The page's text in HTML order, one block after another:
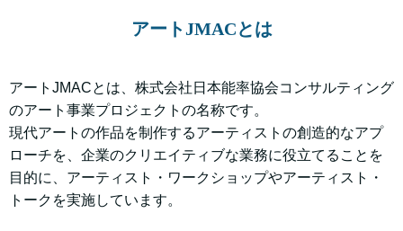
アートJMACとは
アートJMACとは、株式会社日本能率協会コンサルティング
のアート事業プロジェクトの名称です。
現代アートの作品を制作するアーティストの創造的なアプ
ローチを、企業のクリエイティブな業務に役立てることを
目的に、アーティスト・ワークショップやアーティスト・
トークを実施しています。